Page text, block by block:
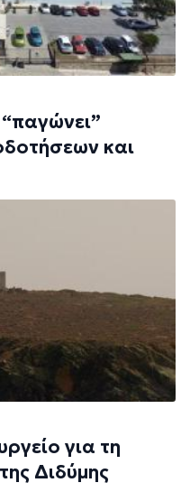
και
για τη
Διδύμης